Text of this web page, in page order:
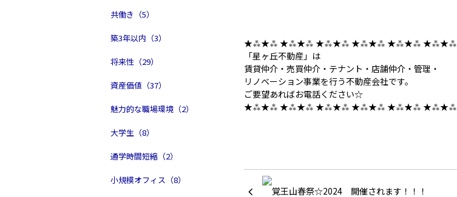
共働き（5）
築3年以内（3）
将来性（29）
資産価値（37）
魅力的な職場環境（2）
大学生（8）
通学時間短縮（2）
小規模オフィス（8）
★⁂★⁂ ★⁂★⁂ ★⁂★⁂ ★⁂★⁂ ★⁂★⁂ ★⁂★⁂
「星ヶ丘不動産」は
賃貸仲介・売買仲介・テナント・店舗仲介・管理・
リノベーション事業を行う不動産会社です。
ご要望あればお電話ください☆
★⁂★⁂ ★⁂★⁂ ★⁂★⁂ ★⁂★⁂ ★⁂★⁂ ★⁂★⁂